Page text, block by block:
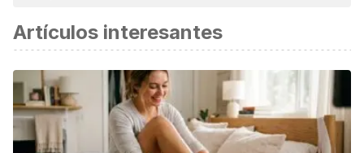
científica.
Vaivasuata. (2013). Diferencia entre diseño interior y
decoración interior.
マイケル I.ノートン. (2009). IKEA効果：努力と執着の関係.
Harvard Business Review.
Eeckhout, P. (2003). Diseño arquitectónico, patrones de
Artículos interesantes